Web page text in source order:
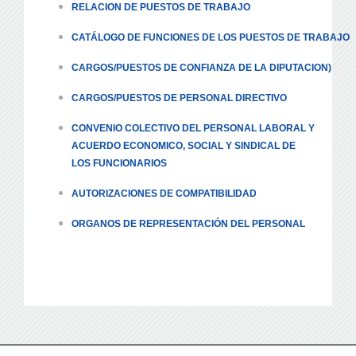
RELACION DE PUESTOS DE TRABAJO
CATÁLOGO DE FUNCIONES DE LOS PUESTOS DE TRABAJO
CARGOS/PUESTOS DE CONFIANZA DE LA DIPUTACION)
CARGOS/PUESTOS DE PERSONAL DIRECTIVO
CONVENIO COLECTIVO DEL PERSONAL LABORAL Y
ACUERDO ECONOMICO, SOCIAL Y SINDICAL DE
LOS FUNCIONARIOS
AUTORIZACIONES DE COMPATIBILIDAD
ORGANOS DE REPRESENTACIÓN DEL PERSONAL